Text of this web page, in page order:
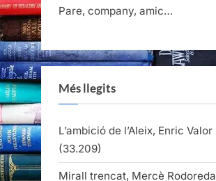
Pare, company, amic…
Més llegits
L’ambició de l’Aleix, Enric Valor
(33.209)
Mirall trencat, Mercè Rodoreda